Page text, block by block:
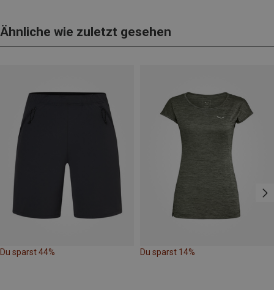
Ähnliche wie zuletzt gesehen
Du sparst 44% Du sparst 14%